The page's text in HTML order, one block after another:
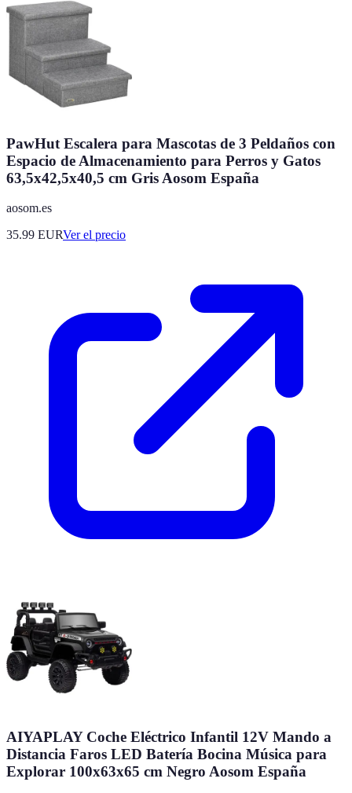
PawHut Escalera para Mascotas de 3 Peldaños con
Espacio de Almacenamiento para Perros y Gatos
63,5x42,5x40,5 cm Gris Aosom España
aosom.es
35.99 EURVer el precio
AIYAPLAY Coche Eléctrico Infantil 12V Mando a
Distancia Faros LED Batería Bocina Música para
Explorar 100x63x65 cm Negro Aosom España